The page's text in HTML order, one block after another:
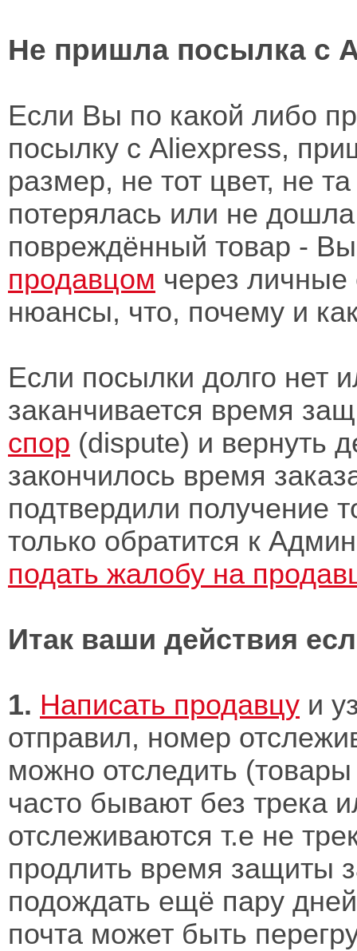
Не пришла посылка с
Если Вы по какой либо
посылку с Aliexpress,
размер, не тот цвет, не
потерялась или не
повреждённый товар -
продавцом через личные
нюансы, что, почему и
Если посылки долго нет
заканчивается время
спор (dispute) и вернуть
закончилось время
подтвердили получение
только обратится к
подать жалобу на
Итак ваши действия
1. Написать продавцу и
отправил, номер
можно отследить
часто бывают без трека
отслеживаются т.е не
продлить время защиты
подождать ещё пару
почта может быть